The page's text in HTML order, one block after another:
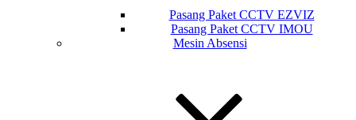
Pasang Paket CCTV EZVIZ
Pasang Paket CCTV IMOU
Mesin Absensi